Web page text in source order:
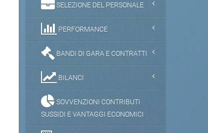
SELEZIONE DEL PERSONALE
PERFORMANCE
BANDI DI GARA E CONTRATTI
BILANCI
SOVVENZIONI CONTRIBUTI
SUSSIDI E VANTAGGI ECONOMICI